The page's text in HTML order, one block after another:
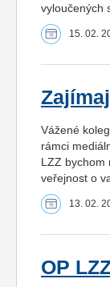
vyloučených
15. 02.
Vážené
rámci
LZZ bychom
veřejnost o
13. 02.
OP